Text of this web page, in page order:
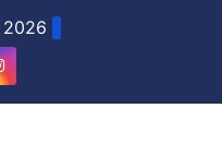
2026